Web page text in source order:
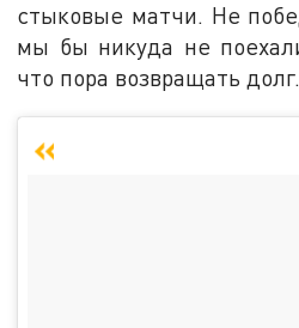
стыковые матчи. Не
мы бы никуда не
что пора возвращать долг.